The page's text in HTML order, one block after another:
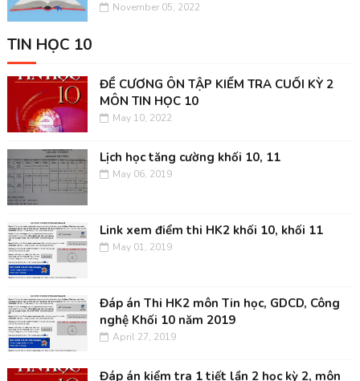
November 05, 2022
TIN HỌC 10
ĐỀ CƯƠNG ÔN TẬP KIỂM TRA CUỐI KỲ 2
MÔN TIN HỌC 10
May 10, 2022
Lịch học tăng cường khối 10, 11
May 06, 2019
Link xem điểm thi HK2 khối 10, khối 11
May 01, 2019
Đáp án Thi HK2 môn Tin học, GDCD, Công
nghệ Khối 10 năm 2019
April 27, 2019
Đáp án kiểm tra 1 tiết lần 2 học kỳ 2, môn